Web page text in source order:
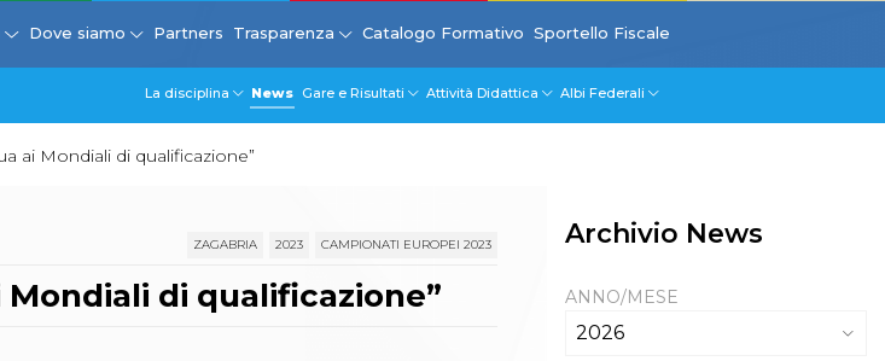
Dove siamo Partners Trasparenza Catalogo Formativo Sportello Fiscale
La disciplina News Gare e Risultati Attività Didattica Albi Federali
ai Mondiali di qualificazione”
ZAGABRIA 2023 CAMPIONATI EUROPEI 2023
Mondiali di qualificazione”
Archivio News
ANNO/MESE
2026